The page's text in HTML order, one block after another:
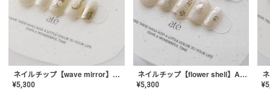
ネイルチップ【wave mirror】AE-CONA-04
¥5,300
ネイルチップ【flower shell】AE-CONA-03
¥5,300 ¥